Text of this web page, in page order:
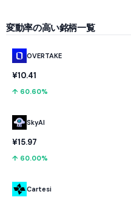
変動率の高い銘柄一覧
OVERTAKE
¥10.41
↑ 60.60%
SkyAI
¥15.97
↑ 60.00%
Cartesi